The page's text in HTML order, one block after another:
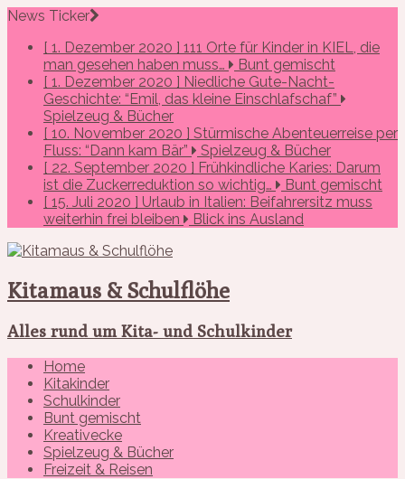
News Ticker
[ 1. Dezember 2020 ] 111 Orte für Kinder in KIEL, die
man gesehen haben muss…
Bunt gemischt
[ 1. Dezember 2020 ] Niedliche Gute-Nacht-
Geschichte: “Emil, das kleine Einschlafschaf”
Spielzeug & Bücher
[ 10. November 2020 ] Stürmische Abenteuerreise per
Fluss: “Dann kam Bär”
Spielzeug & Bücher
[ 22. September 2020 ] Frühkindliche Karies: Darum
ist die Zuckerreduktion so wichtig…
Bunt gemischt
[ 15. Juli 2020 ] Urlaub in Italien: Beifahrersitz muss
weiterhin frei bleiben
Blick ins Ausland
Kitamaus & Schulflöhe
Alles rund um Kita- und Schulkinder
Home
Kitakinder
Schulkinder
Bunt gemischt
Kreativecke
Spielzeug & Bücher
Freizeit & Reisen